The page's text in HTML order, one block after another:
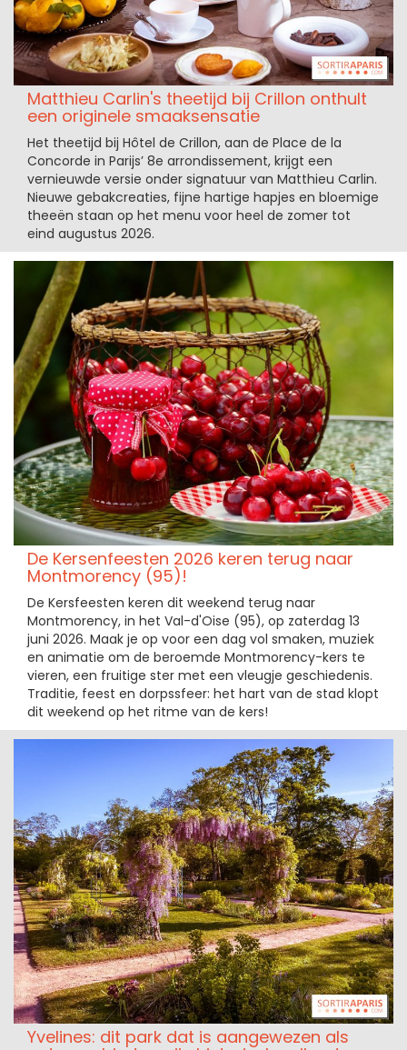
Matthieu Carlin's theetijd bij Crillon onthult
een originele smaaksensatie
Het theetijd bij Hôtel de Crillon, aan de Place de la
Concorde in Parijs’ 8e arrondissement, krijgt een
vernieuwde versie onder signatuur van Matthieu Carlin.
Nieuwe gebakcreaties, fijne hartige hapjes en bloemige
theeën staan op het menu voor heel de zomer tot
eind augustus 2026.
De Kersenfeesten 2026 keren terug naar
Montmorency (95)!
De Kersfeesten keren dit weekend terug naar
Montmorency, in het Val-d'Oise (95), op zaterdag 13
juni 2026. Maak je op voor een dag vol smaken, muziek
en animatie om de beroemde Montmorency-kers te
vieren, een fruitige ster met een vleugje geschiedenis.
Traditie, feest en dorpssfeer: het hart van de stad klopt
dit weekend op het ritme van de kers!
Yvelines: dit park dat is aangewezen als